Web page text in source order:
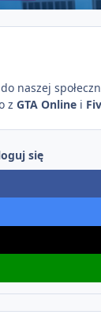
do naszej
z GTA Online i
się